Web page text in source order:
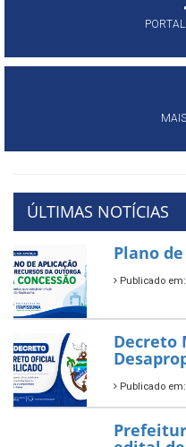
ÚLTIMAS NOTÍCIAS
Plano
Publicado
Decreto
Publicado